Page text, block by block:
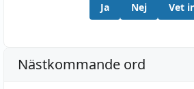
Ja Nej Vet
Nästkommande ord